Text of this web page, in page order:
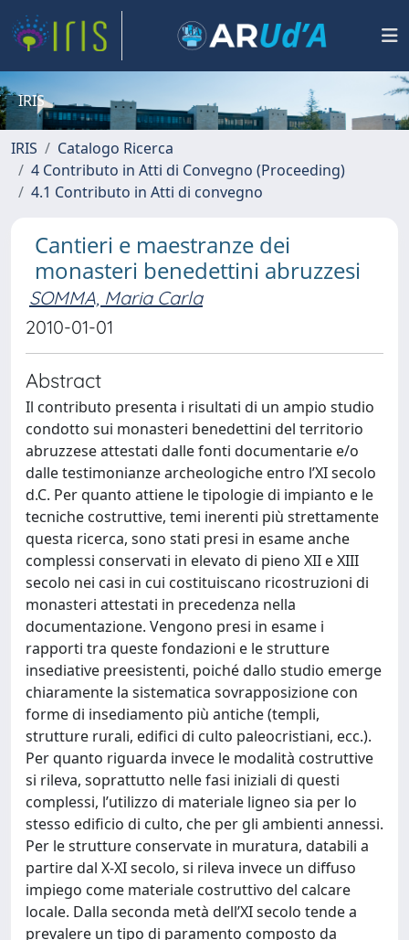
IRIS
IRIS
Catalogo Ricerca
4 Contributo in Atti di Convegno (Proceeding)
4.1 Contributo in Atti di convegno
Cantieri e maestranze dei
monasteri benedettini abruzzesi
SOMMA, Maria Carla
2010-01-01
Abstract
Il contributo presenta i risultati di un ampio studio
condotto sui monasteri benedettini del territorio
abruzzese attestati dalle fonti documentarie e/o
dalle testimonianze archeologiche entro l’XI secolo
d.C. Per quanto attiene le tipologie di impianto e le
tecniche costruttive, temi inerenti più strettamente
questa ricerca, sono stati presi in esame anche
complessi conservati in elevato di pieno XII e XIII
secolo nei casi in cui costituiscano ricostruzioni di
monasteri attestati in precedenza nella
documentazione. Vengono presi in esame i
rapporti tra queste fondazioni e le strutture
insediative preesistenti, poiché dallo studio emerge
chiaramente la sistematica sovrapposizione con
forme di insediamento più antiche (templi,
strutture rurali, edifici di culto paleocristiani, ecc.).
Per quanto riguarda invece le modalità costruttive
si rileva, soprattutto nelle fasi iniziali di questi
complessi, l’utilizzo di materiale ligneo sia per lo
stesso edificio di culto, che per gli ambienti annessi.
Per le strutture conservate in muratura, databili a
partire dal X-XI secolo, si rileva invece un diffuso
impiego come materiale costruttivo del calcare
locale. Dalla seconda metà dell’XI secolo tende a
prevalere un tipo di paramento composto da